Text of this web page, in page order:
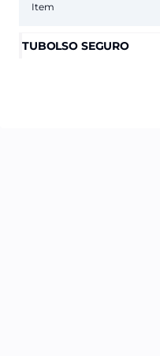
Item
TUBOLSO SEGURO